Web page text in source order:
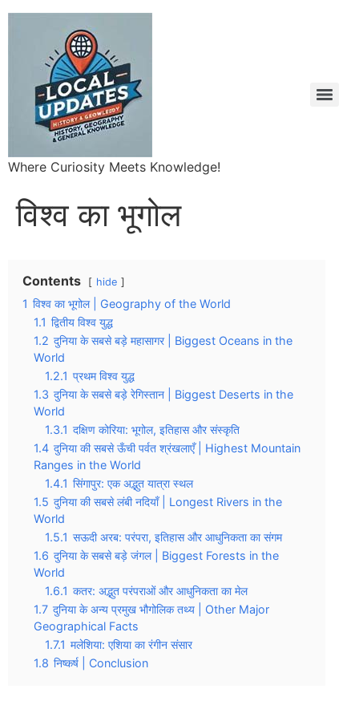
Where Curiosity Meets Knowledge!
विश्व का भूगोल
Contents hide
1 विश्व का भूगोल | Geography of the World
1.1 द्वितीय विश्व युद्ध
1.2 दुनिया के सबसे बड़े महासागर | Biggest Oceans in the
World
1.2.1 प्रथम विश्व युद्ध
1.3 दुनिया के सबसे बड़े रेगिस्तान | Biggest Deserts in the
World
1.3.1 दक्षिण कोरिया: भूगोल, इतिहास और संस्कृति
1.4 दुनिया की सबसे ऊँची पर्वत श्रंखलाएँ | Highest Mountain
Ranges in the World
1.4.1 सिंगापुर: एक अद्भुत यात्रा स्थल
1.5 दुनिया की सबसे लंबी नदियाँ | Longest Rivers in the
World
1.5.1 सऊदी अरब: परंपरा, इतिहास और आधुनिकता का संगम
1.6 दुनिया के सबसे बड़े जंगल | Biggest Forests in the
World
1.6.1 कतर: अद्भुत परंपराओं और आधुनिकता का मेल
1.7 दुनिया के अन्य प्रमुख भौगोलिक तथ्य | Other Major
Geographical Facts
1.7.1 मलेशिया: एशिया का रंगीन संसार
1.8 निष्कर्ष | Conclusion